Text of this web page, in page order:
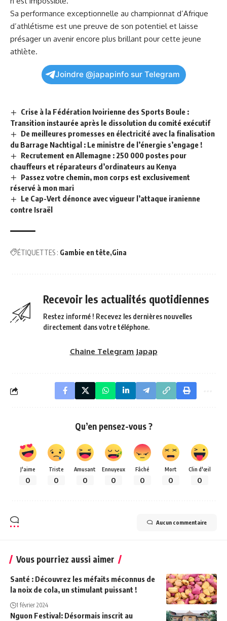
Sa performance exceptionnelle au championnat d’Afrique
d’athlétisme est‍ une preuve de son potentiel et laisse
présager​ un avenir encore plus brillant ⁤pour cette jeune
athlète.
Joindre @japapinfo sur Telegram
Crise à la Fédération Ivoirienne des Sports Boule :
Transition instaurée après le dissolution du comité exécutif
De meilleures promesses en électricité avec la finalisation
du Barrage Nachtigal : Le ministre de l’énergie s’engage !
Recrutement en Allemagne : 250 000 postes pour
chauffeurs et réparateurs d’ordinateurs au Kenya
Passez votre chemin, mon corps est exclusivement
réservé à mon mari
Le Cap-Vert dénonce avec vigueur l’attaque iranienne
contre Israël
ÉTIQUETTES : Gambie en tête Gina
Recevoir les actualités quotidiennes
Restez informé ! Recevez les dernières nouvelles
directement dans votre téléphone.
Chaine Telegram Japap
Qu’en pensez-vous ?
J'aime
0
Triste
0
Amusant
0
Ennuyeux
0
Fâché
0
Mort
0
Clin d'œil
0
Aucun commentaire
Vous pourriez aussi aimer
Santé : Découvrez les méfaits méconnus de
la noix de cola, un stimulant puissant !
1 février 2024
Nguon Festival: Désormais inscrit au